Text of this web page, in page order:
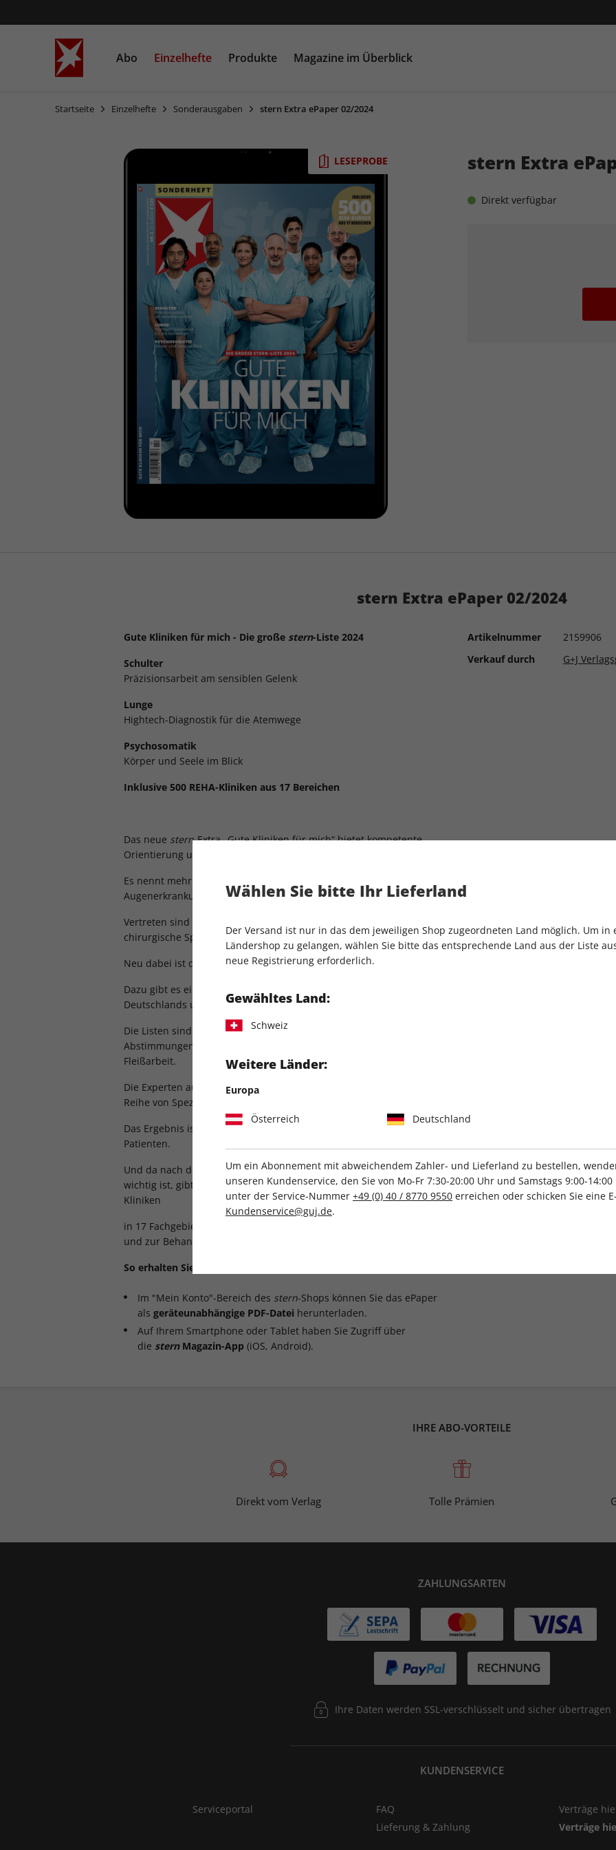
Abo Einzelhefte Produkte Magazine im Überblick
Startseite Einzelhefte Sonderausgaben stern Extra ePaper 02/2024
LESEPROBE stern Extra
Direkt verfügbar
stern Extra ePaper 02/2024
Gute Kliniken für mich - Die großestern-Liste 2024
Schulter
Präzisionsarbeit am sensiblen Gelenk
Lunge
Hightech-Diagnostik für die Atemwege
Psychosomatik
Körper und Seele im Blick
Inklusive 500 REHA-Kliniken aus 17 Bereichen
Das neue stern-Extra „Gute Kliniken für mich“ bietet kompetente
Orientierung und schafft Transparenz.
Es nennt mehr als 2500 Empfehlungen in 44 Fachbereichen – von
Augenerkrankungen bis Zahnkliniken.
Vertreten sind Fachkliniken für die Krebstherapie und viele
chirurgische Spezialisten.
Neu dabei ist das innovative Feld der interventionellen Radiologie.
Dazu gibt es ein exklusives Ranking der Top-Krankenhäuser
Deutschlands und Empfehlungslisten für alle Bundesländer.
Die Listen sind nicht das Ergebnis manipulationsanfälliger Online-
Abstimmungen, sondern das Resultat mühevoller journalistischer
Fleißarbeit.
Die Experten aus dem stern-Medizin-Ressort haben eine ganze
Reihe von Spezialisten vor Ort besucht.
Das Ergebnis ist exklusiver Nutzwert für Patientinnen und
Patienten.
Und da nach der akuten Behandlung eine gute Rehabilitation
wichtig ist, gibt es zusätzlich noch 750 Empfehlungen für Reha-
Kliniken
in 17 Fachgebieten – auch mit Adressen für Long-Covid-Therapie
und zur Behandlung psychischer Probleme.
So erhalten Sie Zugriff auf das digitale Sonderheft:
Im "Mein Konto"-Bereich des stern-Shops können Sie das ePaper
als geräteunabhängige PDF-Datei herunterladen.
Auf Ihrem Smartphone oder Tablet haben Sie Zugriff über
die sternMagazin-App (iOS, Android).
Artikelnummer
2159906
Verkauf durch
G+J
IHRE ABO-VORTEILE
Direkt vom Verlag Tolle Prämien
ZAHLUNGSARTEN
Ihre Daten werden SSL-verschlüsselt und sicher übertragen
KUNDENSERVICE
Serviceportal
FAQ
Lieferung & Zahlung
Verträge
Verträge
Wählen Sie bitte Ihr Lieferland
Der Versand ist nur in das dem jeweiligen Shop zugeordneten Land möglich. Um in
Ländershop zu gelangen, wählen Sie bitte das entsprechende Land aus der Liste
neue Registrierung erforderlich.
Gewähltes Land:
Schweiz
Weitere Länder:
Europa
Österreich Deutschland
Um ein Abonnement mit abweichendem Zahler- und Lieferland zu bestellen,
unseren Kundenservice, den Sie von Mo-Fr 7:30-20:00 Uhr und Samstags 9:00-
unter der Service-Nummer +49 (0) 40 / 8770 9550 erreichen oder schicken Sie eine
Kundenservice@guj.de.